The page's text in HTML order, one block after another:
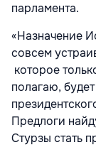
парламента.
«Назначение
совсем
которое
полагаю,
Предлоги
Стурзы стать